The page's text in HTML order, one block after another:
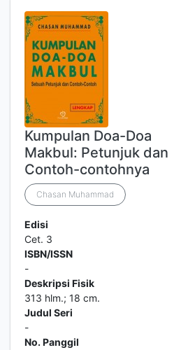
Kumpulan Doa-Doa
Makbul: Petunjuk dan
Contoh-contohnya
Chasan Muhammad
Edisi
Cet. 3
ISBN/ISSN
-
Deskripsi Fisik
313 hlm.; 18 cm.
Judul Seri
-
No. Panggil